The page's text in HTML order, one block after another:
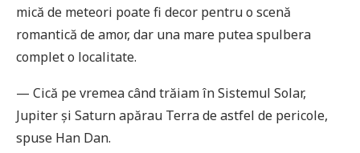
mică de meteori poate fi decor pentru o scenă
romantică de amor, dar una mare putea spulbera
complet o localitate.
— Cică pe vremea când trăiam în Sistemul Solar,
Jupiter și Saturn apărau Terra de astfel de pericole,
spuse Han Dan.